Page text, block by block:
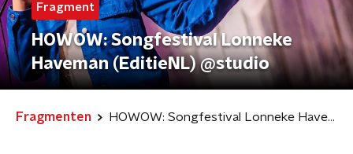
Fragment
HOWOW: Songfestival Lonneke
Haveman (EditieNL) @studio
Fragmenten HOWOW: Songfestival Lonneke Haveman (EditieNL) @studio